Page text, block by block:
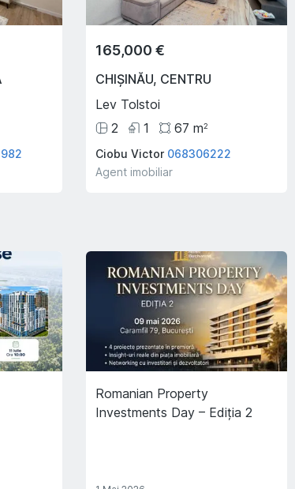
165,000 €
CHIȘINĂU, CENTRU
Lev Tolstoi
2
1 67 m2
Ciobu Victor 068306222
Agent imobiliar
Romanian Property
Investments Day – Ediția 2